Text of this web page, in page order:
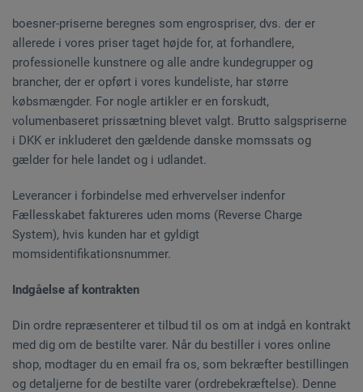
boesner-priserne beregnes som engrospriser, dvs. der er
allerede i vores priser taget højde for, at forhandlere,
professionelle kunstnere og alle andre kundegrupper og
brancher, der er opført i vores kundeliste, har større
købsmængder. For nogle artikler er en forskudt,
volumenbaseret prissætning blevet valgt. Brutto salgspriserne
i DKK er inkluderet den gældende danske momssats og
gælder for hele landet og i udlandet.
Leverancer i forbindelse med erhvervelser indenfor
Fællesskabet faktureres uden moms (Reverse Charge
System), hvis kunden har et gyldigt
momsidentifikationsnummer.
Indgåelse af kontrakten
Din ordre repræsenterer et tilbud til os om at indgå en kontrakt
med dig om de bestilte varer. Når du bestiller i vores online
shop, modtager du en email fra os, som bekræfter bestillingen
og detaljerne for de bestilte varer (ordrebekræftelse). Denne